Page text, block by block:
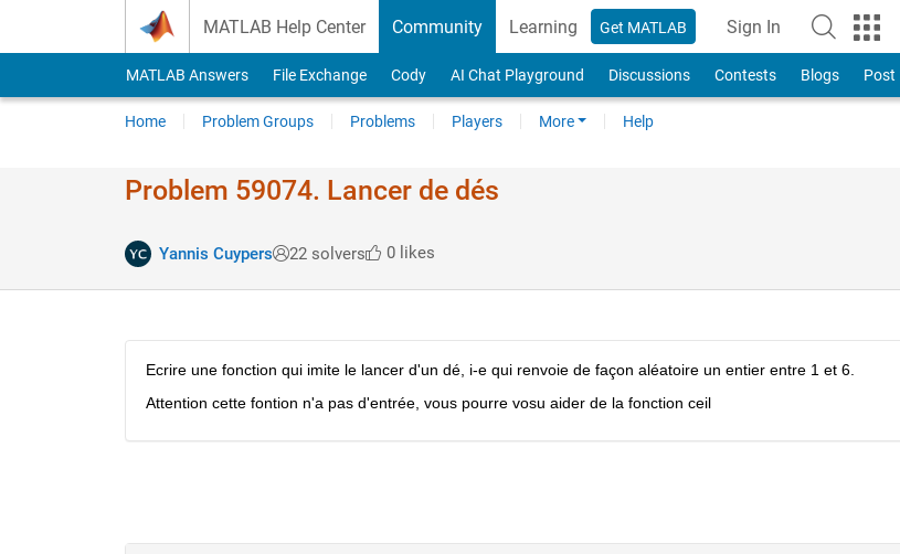
MATLAB Help Center Community Learning Get MATLAB Sign In
MATLAB Answers File Exchange Cody AI Chat Playground Discussions Contests Blogs Post
Home Problem Groups Problems Players More Help
Problem 59074. Lancer de dés
Yannis Cuypers 22 solvers 0 likes
Ecrire une fonction qui imite le lancer d'un dé, i-e qui renvoie de façon aléatoire un entier entre 1 et 6.
Attention cette fontion n'a pas d'entrée, vous pourre vosu aider de la fonction ceil